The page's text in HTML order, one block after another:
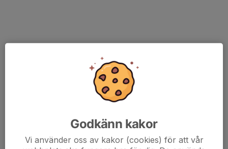
Godkänn kakor
Vi använder oss av kakor (cookies) för att vår